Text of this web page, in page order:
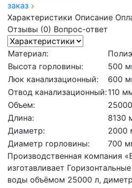
заказ
Характеристики Описание
Отзывы (0) Вопрос-ответ
Материал:
Высота горловины:
500
Люк канализационный:
600
Отвод канализационный:110
Объем:
Длина:
8130
Диаметр:
2000
Диаметр горловины:
700
Производственная компания
изготавливает
воды объёмом 25000 л,